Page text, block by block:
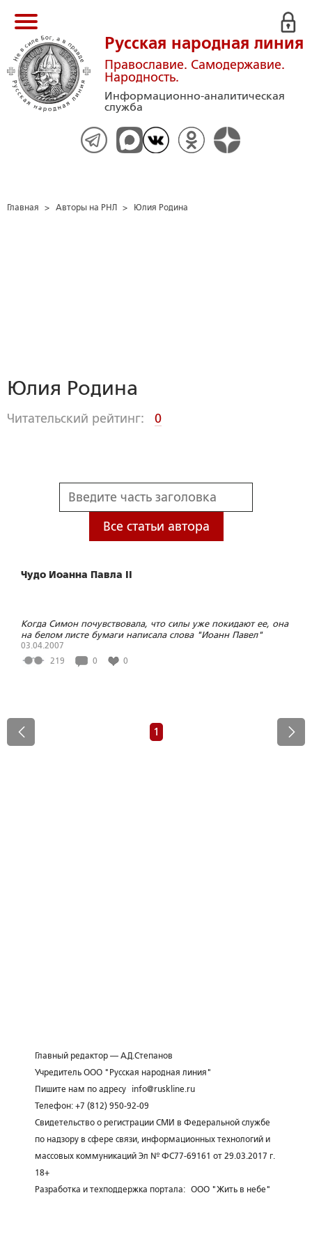
Русская народная линия
Православие. Самодержавие.
Народность.
Информационно-аналитическая
служба
Главная > Авторы на РНЛ > Юлия Родина
Юлия Родина
Читательский рейтинг: 0
Все статьи автора
Чудо Иоанна Павла II
Когда Симон почувствовала, что силы уже покидают ее, она
на белом листе бумаги написала слова "Иоанн Павел"
03.04.2007
219
0 0
1
Главный редактор — А.Д.Степанов
Учредитель ООО "Русская народная линия"
Пишите нам по адресу
info@ruskline.ru
Телефон: +7 (812) 950-92-09
Свидетельство о регистрации СМИ в Федеральной службе
по надзору в сфере связи, информационных технологий и
массовых коммуникаций Эл № ФС77-69161 от 29.03.2017 г.
18+
Разработка и техподдержка портала: ООО "Жить в небе"